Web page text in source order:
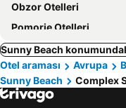
Obzor Otelleri
Pomorie Otelleri
Sunny Beach
Otel araması
Avrupa
Sunny Beach
Complex